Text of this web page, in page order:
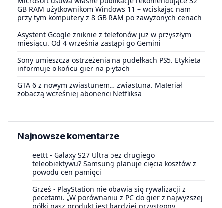
GB RAM użytkownikom Windows 11 – wciskając nam
przy tym komputery z 8 GB RAM po zawyżonych cenach
Asystent Google zniknie z telefonów już w przyszłym
miesiącu. Od 4 września zastąpi go Gemini
Sony umieszcza ostrzeżenia na pudełkach PS5. Etykieta
informuje o końcu gier na płytach
GTA 6 z nowym zwiastunem… zwiastuna. Materiał
zobaczą wcześniej abonenci Netfliksa
Najnowsze komentarze
eettt - Galaxy S27 Ultra bez drugiego
teleobiektywu? Samsung planuje cięcia kosztów z
powodu cen pamięci
Grześ - PlayStation nie obawia się rywalizacji z
pecetami. „W porównaniu z PC do gier z najwyższej
półki nasz produkt jest bardziej przystępny